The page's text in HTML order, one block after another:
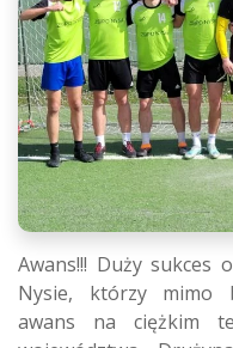
Awans!!! Duży sukces
Nysie, którzy mimo
awans na ciężkim